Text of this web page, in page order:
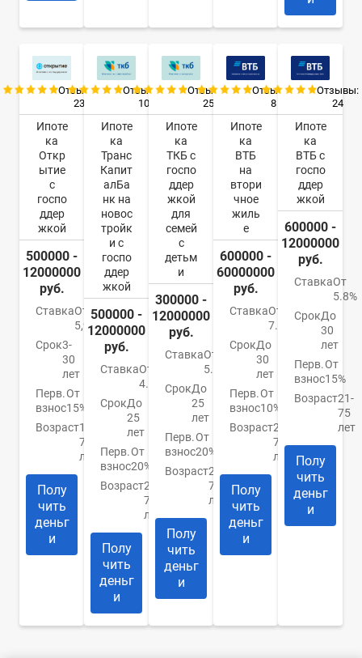
Отзывы:
23
Ипоте
ка
Откр
ытие
с
госпо
ддер
жкой
500000 -
12000000
руб.
СтавкаОт
5,99%
Срок3-
30
лет
Перв.
взнос
От
15%
Возраст18-
70
лет
Полу
чить
деньг
и
Отзывы:
10
Ипоте
ка
Транс
Капит
алБа
нк на
новос
тройк
и с
госпо
ддер
жкой
500000 -
12000000
руб.
СтавкаОт
4.84%
СрокДо
25
лет
Перв.
взнос
От
20%
Возраст20-
75
лет
Полу
чить
деньг
и
Отзывы:
25
Ипоте
ка
ТКБ с
госпо
ддер
жкой
для
семей
с
детьм
и
300000 -
12000000
руб.
СтавкаОт
5.9%
СрокДо
25
лет
Перв.
взнос
От
20%
Возраст20-
75
лет
Полу
чить
деньг
и
Отзывы:
8
Ипоте
ка
ВТБ
на
втори
чное
жиль
е
600000 -
60000000
руб.
СтавкаОт
7.4%
СрокДо
30
лет
Перв.
взнос
От
10%
Возраст21-
75
лет
Полу
чить
деньг
и
Отзывы:
24
Ипоте
ка
ВТБ с
госпо
ддер
жкой
600000 -
12000000
руб.
СтавкаОт
5.8%
СрокДо
30
лет
Перв.
взнос
От
15%
Возраст21-
75
лет
Полу
чить
деньг
и